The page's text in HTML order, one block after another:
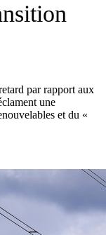
par rapport aux
une
et du «